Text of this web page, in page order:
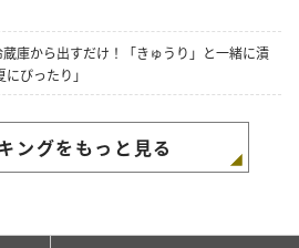
庫から出すだけ！「きゅうり」と一緒に漬
ぴったり」
ングをもっと見る